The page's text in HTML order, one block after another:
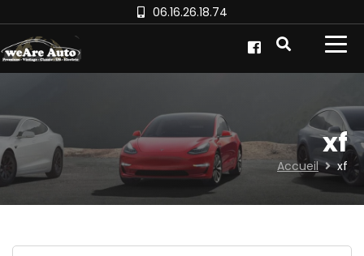
06.16.26.18.74
xf
Accueil xf